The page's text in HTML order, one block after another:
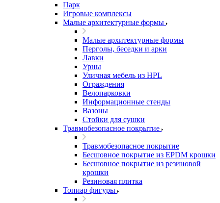
Парк
Игровые комплексы
Малые архитектурные формы
Малые архитектурные формы
Перголы, беседки и арки
Лавки
Урны
Уличная мебель из HPL
Ограждения
Велопарковки
Информационные стенды
Вазоны
Стойки для сушки
Травмобезопасное покрытие
Травмобезопасное покрытие
Бесшовное покрытие из EPDM крошки
Бесшовное покрытие из резиновой
крошки
Резиновая плитка
Топиар фигуры